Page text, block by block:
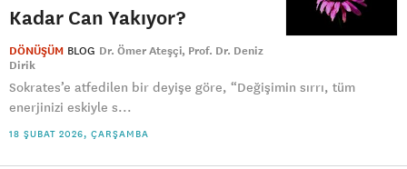
Kadar Can Yakıyor?
DÖNÜŞÜM BLOG Dr. Ömer Ateşçi Prof. Dr. Deniz
Dirik
Sokrates’e atfedilen bir deyişe göre, “Değişimin sırrı, tüm
enerjinizi eskiyle s...
18 ŞUBAT 2026, ÇARŞAMBA